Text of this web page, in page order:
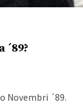
Novembri ´89.